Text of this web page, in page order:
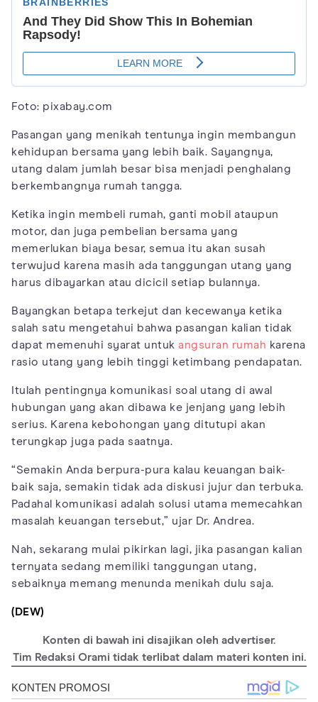
Foto: pixabay.com
Pasangan yang menikah tentunya ingin membangun
kehidupan bersama yang lebih baik. Sayangnya,
utang dalam jumlah besar bisa menjadi penghalang
berkembangnya rumah tangga.
Ketika ingin membeli rumah, ganti mobil ataupun
motor, dan juga pembelian bersama yang
memerlukan biaya besar, semua itu akan susah
terwujud karena masih ada tanggungan utang yang
harus dibayarkan atau dicicil setiap bulannya.
Bayangkan betapa terkejut dan kecewanya ketika
salah satu mengetahui bahwa pasangan kalian tidak
dapat memenuhi syarat untuk angsuran rumah karena
rasio utang yang lebih tinggi ketimbang pendapatan.
Itulah pentingnya komunikasi soal utang di awal
hubungan yang akan dibawa ke jenjang yang lebih
serius. Karena kebohongan yang ditutupi akan
terungkap juga pada saatnya.
“Semakin Anda berpura-pura kalau keuangan baik-
baik saja, semakin tidak ada diskusi jujur dan terbuka.
Padahal komunikasi adalah solusi utama memecahkan
masalah keuangan tersebut,” ujar Dr. Andrea.
Nah, sekarang mulai pikirkan lagi, jika pasangan kalian
ternyata sedang memiliki tanggungan utang,
sebaiknya memang menunda menikah dulu saja.
(DEW)
Konten di bawah ini disajikan oleh advertiser.
Tim Redaksi Orami tidak terlibat dalam materi konten ini.